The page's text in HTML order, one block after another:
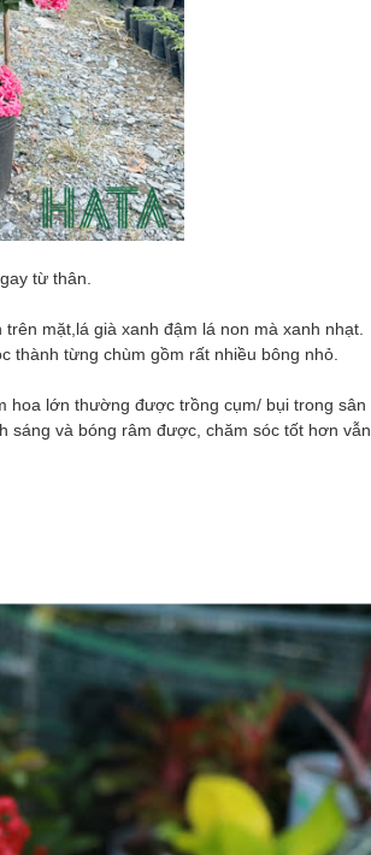
từ thân.
mặt,lá già xanh đậm lá non mà xanh nhạt.
thành từng chùm gồm rất nhiều bông nhỏ.
hoa lớn thường được trồng cụm/ bụi trong sân
sáng và bóng râm được, chăm sóc tốt hơn vẫn